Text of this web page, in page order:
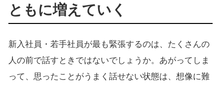
ともに増えていく
新入社員・若手社員が最も緊張するのは、たくさんの
人の前で話すときではないでしょうか。あがってしま
って、思ったことがうまく話せない状態は、想像に難